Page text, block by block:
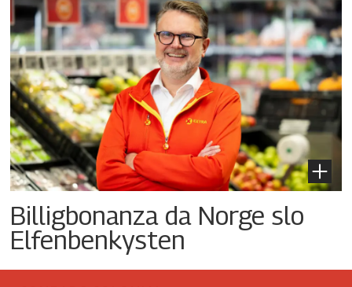
Billigbonanza da Norge slo
Elfenbenkysten